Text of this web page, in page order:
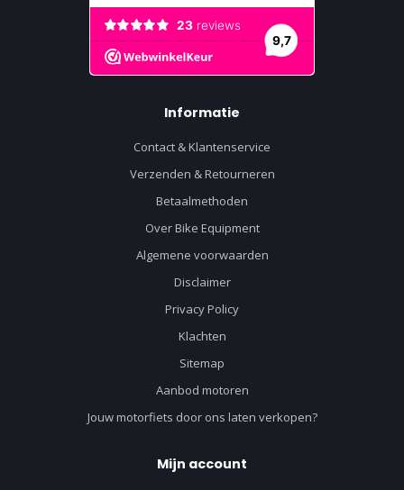
Informatie
Contact & Klantenservice
Verzenden & Retourneren
Betaalmethoden
Over Bike Equipment
Algemene voorwaarden
Disclaimer
Privacy Policy
Klachten
Sitemap
Aanbod motoren
Jouw motorfiets door ons laten verkopen?
Mijn account